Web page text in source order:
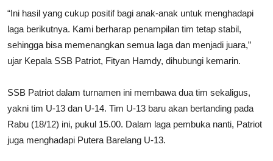
“Ini hasil yang cukup positif bagi anak-anak untuk menghadapi
laga berikutnya. Kami berharap penampilan tim tetap stabil,
sehingga bisa memenangkan semua laga dan menjadi juara,”
ujar Kepala SSB Patriot, Fityan Hamdy, dihubungi kemarin.
SSB Patriot dalam turnamen ini membawa dua tim sekaligus,
yakni tim U-13 dan U-14. Tim U-13 baru akan bertanding pada
Rabu (18/12) ini, pukul 15.00. Dalam laga pembuka nanti, Patriot
juga menghadapi Putera Barelang U-13.